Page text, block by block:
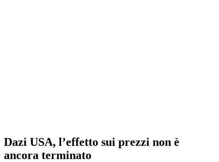
Dazi USA, l’effetto sui prezzi non è
ancora terminato